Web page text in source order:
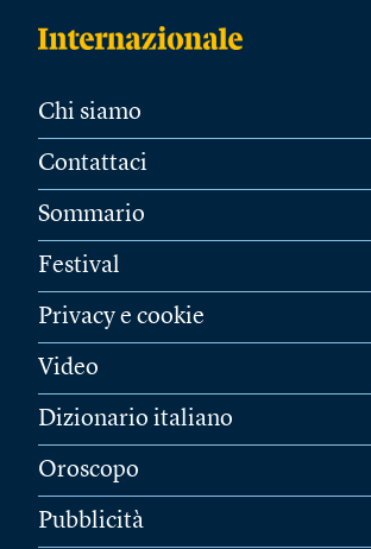
Chi siamo
Contattaci
Sommario
Festival
Privacy e cookie
Video
Dizionario italiano
Oroscopo
Pubblicità